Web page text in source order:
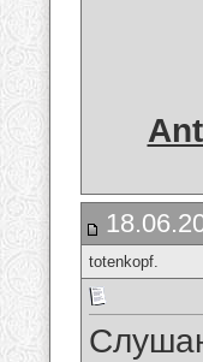
totenkopf.